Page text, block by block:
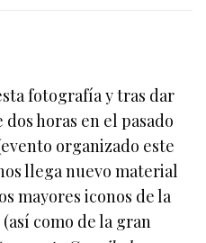
fotografía y tras dar
horas en el pasado
organizado este
llega nuevo material
mayores iconos de la
como de la gran